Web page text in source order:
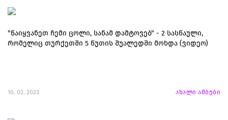
"წაიყვანეთ ჩემი ცოლი, სანამ დამტოვებ" - 2 სასწაული,
რომელიც თურქეთში 5 წუთის შუალედში მოხდა (ვიდეო)
10. 02. 2023 ახალი ამბები